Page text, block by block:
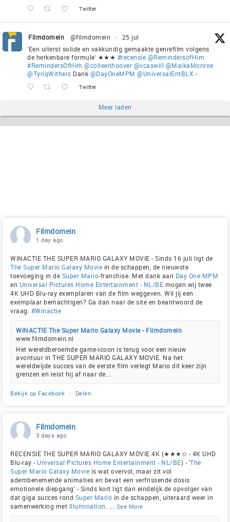
Twitter
Filmdomein @filmdomein ·
25 jul
'Een uiterst solide en vakkundig gemaakte genrefilm volgens
de herkenbare formule' ★★★ #recensie @RemindersofHim
#RemindersOfHim @colleenhoover @vcaswill @MaikaMonroe
@TyriqWithers Dank @DayOneMPM @UniversalEntBLX -
Twitter
Meer laden
Filmdomein
1 day ago
WINACTIE THE SUPER MARIO GALAXY MOVIE - Sinds 16 juli ligt de
The Super Mario Galaxy Movie in de schappen, de nieuwste
toevoeging in de Super Mario-franchise. Met dank aan Day One MPM
en Universal Pictures Home Entertainment - NL/BE mogen wij twee
4K UHD Blu-ray exemplaren van de film weggeven. Wil jij een
exemplaar bemachtigen? Ga dan naar de site en beantwoord de
vraag. #Winactie
WINACTIE The Super Mario Galaxy Movie - Filmdomein
www.filmdomein.nl
Het wereldberoemde game-icoon is terug voor een nieuw
avontuur in THE SUPER MARIO GALAXY MOVIE. Na het
wereldwijde succes van de eerste film verlegt Mario dit keer zijn
grenzen en reist hij af naar de...
Bekijk op Facebook · Delen
Filmdomein
3 days ago
RECENSIE THE SUPER MARIO GALAXY MOVIE 4K (★★★✩ - 4K UHD
Blu-ray - Universal Pictures Home Entertainment - NL/BE) - 'The
Super Mario Galaxy Movie is wat overvol, maar zit vol
adembenemende animaties en bevat een verfrissende dosis
emotionele diepgang' - Sinds kort ligt dan eindelijk de opvolger van
dat giga succes rond Super Mario in de schappen, uiteraard weer in
samenwerking met Illumination See More